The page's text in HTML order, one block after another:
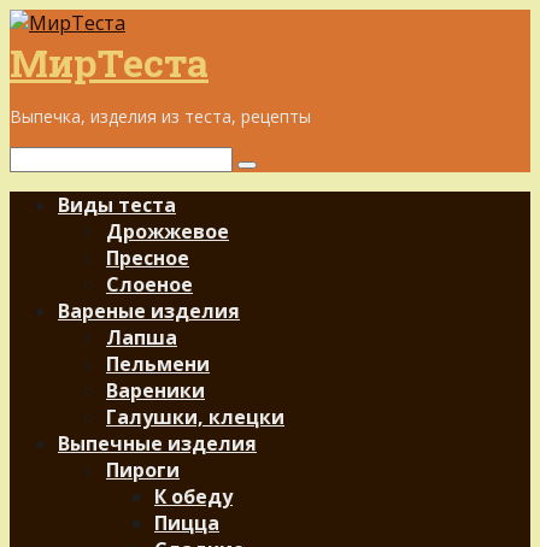
Перейти
к
контенту
МирТеста
Выпечка, изделия из теста, рецепты
Поиск:
Виды теста
Дрожжевое
Пресное
Слоеное
Вареные изделия
Лапша
Пельмени
Вареники
Галушки, клецки
Выпечные изделия
Пироги
К обеду
Пицца